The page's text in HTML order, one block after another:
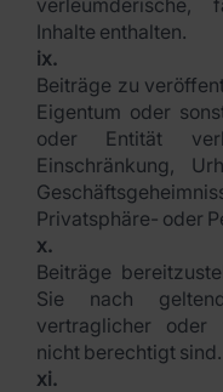
verleumderische,
Inhalte enthalten.
ix.
Beiträge zu
Eigentum oder
oder Entität
Einschränkung,
Privatsphäre- oder
x.
Beiträge
Sie nach
vertraglicher oder
nicht berechtigt sind.
xi.